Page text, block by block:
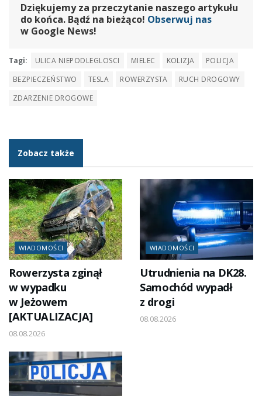
Dziękujemy za przeczytanie naszego artykułu
do końca. Bądź na bieżąco! Obserwuj nas
w Google News!
Tagi: ULICA NIEPODLEGLOSCI MIELEC KOLIZJA
POLICJA
BEZPIECZEŃSTWO
TESLA ROWERZYSTA
RUCH DROGOWY
ZDARZENIE DROGOWE
Zobacz także
WIADOMOŚCI
Rowerzysta zginął
w wypadku
w Jeżowem
[AKTUALIZACJA]
08.08.2026
WIADOMOŚCI
Utrudnienia na DK28.
Samochód wypadł
z drogi
08.08.2026